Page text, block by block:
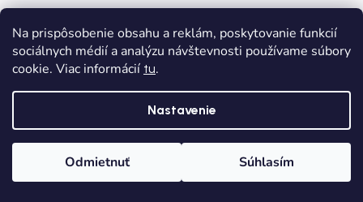
Na prispôsobenie obsahu a reklám, poskytovanie funkcií
sociálnych médií a analýzu návštevnosti používame súbory
cookie. Viac informácií tu.
Nastavenie
Odmietnuť Súhlasím
AKCIA VÝPREDAJ ORTOPEDICKÉ
D.D.STEP dievčenské sandále - Modrá